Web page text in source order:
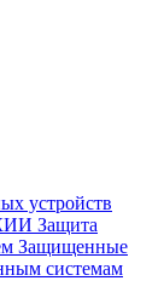
устройств
Защита
Защищенные
системам